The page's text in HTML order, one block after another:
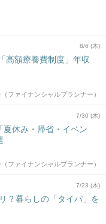
8/6 (木)
高額療養費制度」年収
ファイナンシャルプランナー）
7/30 (木)
休み・帰省・イベン
ファイナンシャルプランナー）
7/23 (木)
？暮らしの「タイパ」を